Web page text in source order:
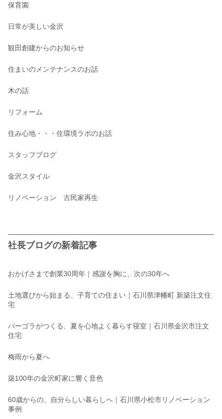
保育園
日常が美しい金沢
観田創建からのお知らせ
住まいのメンテナンスのお話
木の話
リフォーム
住み心地・・・住環境ラボのお話
スタッフブログ
金沢スタイル
リノベーション 古民家再生
社長ブログの新着記事
おかげさまで創業30周年｜感謝を胸に、次の30年へ
土地選びから始まる、子育ての住まい｜石川県津幡町 新築注文住
宅
パーゴラがつくる、夏を心地よく暮らす寝室｜石川県金沢市注文
住宅
梅雨から夏へ
築100年の金沢町家に響く音色
60歳からの、自分らしい暮らしへ｜石川県小松市リノベーション
事例